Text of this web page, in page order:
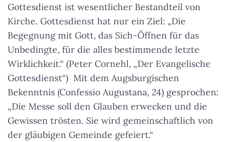
Gottesdienst ist wesentlicher Bestandteil von
Kirche. Gottesdienst hat nur ein Ziel: „Die
Begegnung mit Gott, das Sich-Öffnen für das
Unbedingte, für die alles bestimmende letzte
Wirklichkeit.“ (Peter Cornehl, „Der Evangelische
Gottesdienst“) Mit dem Augsburgischen
Bekenntnis (Confessio Augustana, 24) gesprochen:
„Die Messe soll den Glauben erwecken und die
Gewissen trösten. Sie wird gemeinschaftlich von
der gläubigen Gemeinde gefeiert.“